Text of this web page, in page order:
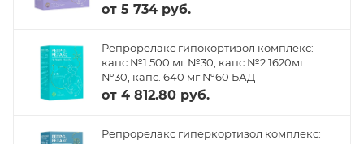
от 5 734 руб.
Репрорелакс гипокортизол комплекс:
капс.№1 500 мг №30, капс.№2 1620мг
№30, капс. 640 мг №60 БАД
от 4 812.80 руб.
Репрорелакс гиперкортизол комплекс: